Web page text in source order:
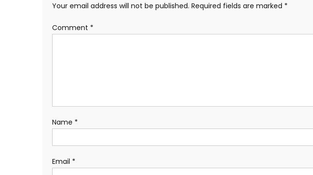
Your email address will not be published. Required fields are marked *
Comment *
Name *
Email *